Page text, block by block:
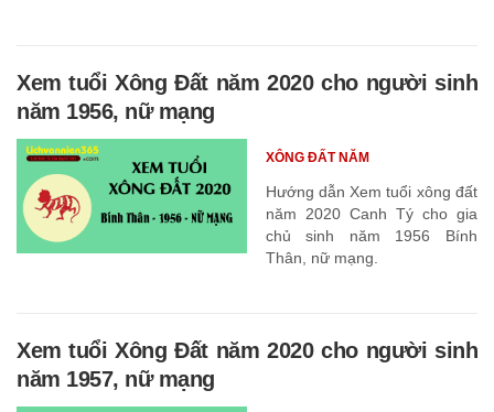
Xem tuổi Xông Đất năm 2020 cho người sinh
năm 1956, nữ mạng
Hướng dẫn Xem tuổi xông đất
năm 2020 Canh Tý cho gia
chủ sinh năm 1956 Bính
Thân, nữ mạng.
XÔNG ĐẤT NĂM
Xem tuổi Xông Đất năm 2020 cho người sinh
năm 1957, nữ mạng